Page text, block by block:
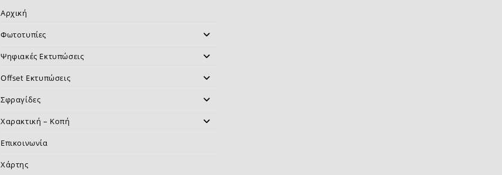
Αρχική
Φωτοτυπίες
Ψηφιακές Εκτυπώσεις
Offset Εκτυπώσεις
Σφραγίδες
Χαρακτική – Κοπή
Επικοινωνία
Χάρτης